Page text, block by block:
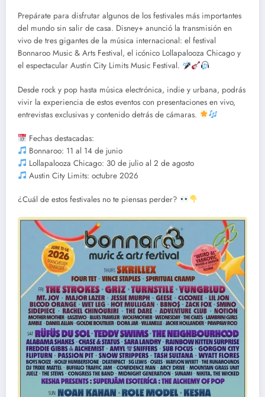
Prepárate para disfrutar algunos de los festivales más importantes
del mundo sin salir de casa. Disney+ anunció la transmisión en
vivo de tres gigantes de la música internacional: el festival
Bonnaroo Music & Arts Festival, el icónico Lollapalooza Chicago y
el espectacular Austin City Limits Music Festival.
Desde rock y pop hasta música electrónica, indie y urbana, podrás
vivir la experiencia de estos eventos con presentaciones en vivo,
entrevistas exclusivas y contenido detrás de cámaras.
Fechas destacadas:
Bonnaroo: 11 al 14 de junio
Lollapalooza Chicago: 30 de julio al 2 de agosto
Austin City Limits: octubre 2026
¿Cuál de estos festivales no te piensas perder?